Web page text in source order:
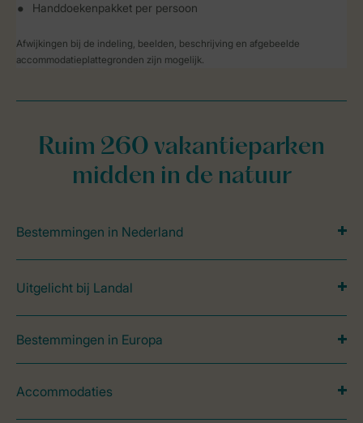
Handdoekenpakket per persoon
Afwijkingen bij de indeling, beelden, beschrijving en afgebeelde
accommodatieplattegronden zijn mogelijk.
Ruim 260 vakantieparken
midden in de natuur
Bestemmingen in Nederland
Uitgelicht bij Landal
Bestemmingen in Europa
Accommodaties